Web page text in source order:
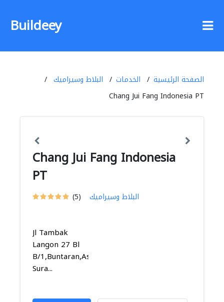
Buildeey
الصفحة الرئيسية الخدمات
البلاط وسيراميك
Chang Jui Fang Indonesia PT
Chang Jui Fang Indonesia
PT
(5) البلاط وسيراميك
Jl Tambak
Langon 27 Bl
B/1,Buntaran,Asemrowo,
Sura...